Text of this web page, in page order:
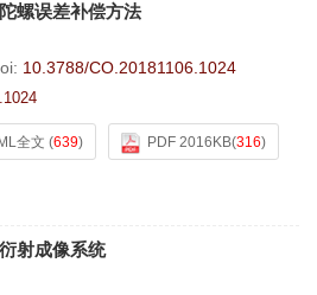
螺误差补偿方法
10.3788/CO.20181106.1024
全文 (639) PDF 2016KB(316)
射成像系统